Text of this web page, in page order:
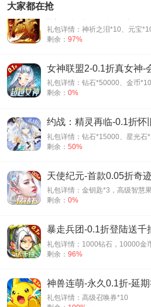
大家都在抢
礼包详情：神祈之泪*10、元宝
剩余： 97%
女神联盟2-0.1折真女神-
剩余： 0%
约战：精灵再临-0.1折怀
礼包详情：钻石*15000、星光石
剩余： 50%
天使纪元-首款0.05折奇
剩余： 0%
暴走兵团-0.1折登陆送千
礼包详情：1000钻石，10000金
剩余： 96%
神兽连萌-永久0.1折-延
礼包详情：高级召唤券*10